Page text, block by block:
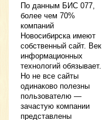
По данным БИС 077,
более чем 70%
компаний
Новосибирска имеют
собственный сайт. Век
информационных
технологий обязывает.
Но не все сайты
одинаково полезны
пользователю —
зачастую компании
представлены